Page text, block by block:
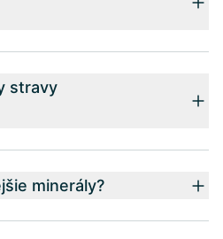
stravy
minerály?